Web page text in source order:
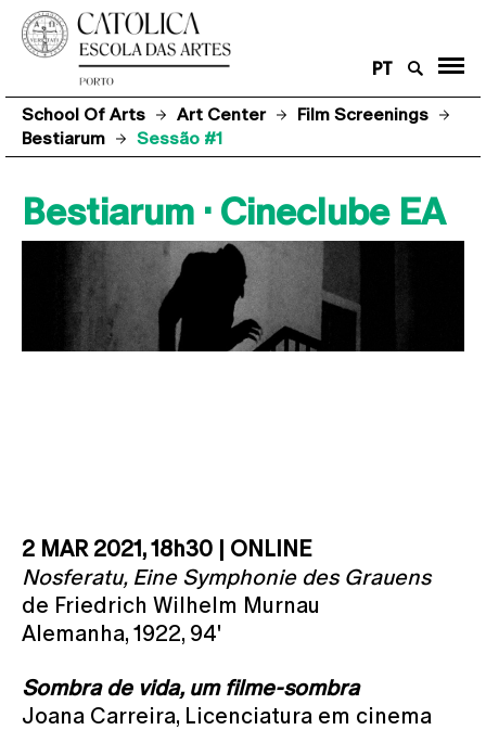
PT
School Of Arts Art Center
Film Screenings
Bestiarum
Sessão #1
Bestiarum · Cineclube EA
2 MAR 2021, 18h30 | ONLINE
Nosferatu, Eine Symphonie des Grauens
de Friedrich Wilhelm Murnau
Alemanha, 1922, 94'
Sombra de vida, um filme-sombra
Joana Carreira, Licenciatura em cinema